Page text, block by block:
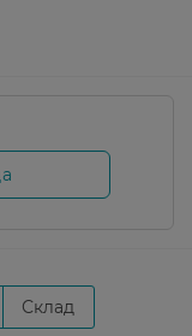
Склад